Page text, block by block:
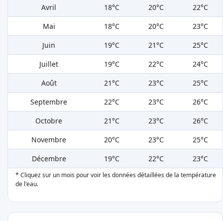
Avril
18°C 20°C
22°C
Mai
18°C 20°C
23°C
Juin
19°C 21°C
25°C
Juillet
19°C 22°C
24°C
Août
21°C 23°C
25°C
Septembre
22°C 23°C
26°C
Octobre
21°C 23°C
26°C
Novembre
20°C 23°C
25°C
Décembre
19°C 22°C 23°C
* Cliquez sur un mois pour voir les données détaillées de la température
de l'eau.